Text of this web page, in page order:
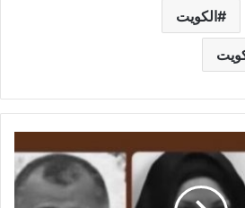
الكويت